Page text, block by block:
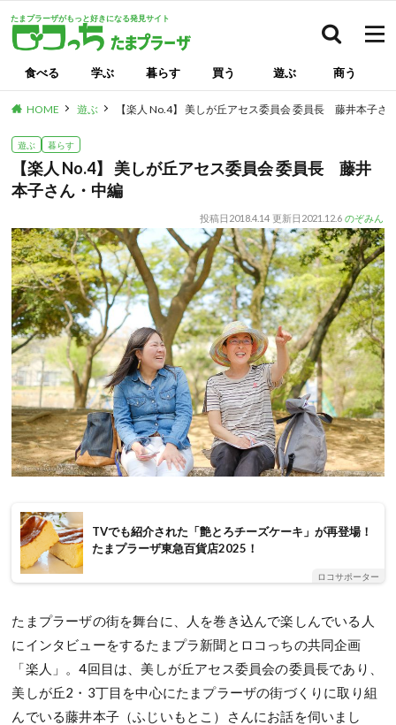
たまプラーザがもっと好きになる発見サイト
食べる 学ぶ 暮らす 買う 遊ぶ 商う
HOME 遊ぶ 【楽人 No.4】 美しが丘アセス委員会 委員長 藤井本子さ
遊ぶ 暮らす
【楽人 No.4】 美しが丘アセス委員会 委員長 藤井
本子さん・中編
投稿日 2018.4.14 更新日 2021.12.6 のぞみん
TVでも紹介された「艶とろチーズケーキ」が再登場！
たまプラーザ東急百貨店2025！
ロコサポーター
たまプラーザの街を舞台に、人を巻き込んで楽しんでいる人
にインタビューをするたまプラ新聞とロコっちの共同企画
「楽人」。4回目は、美しが丘アセス委員会の委員長であり、
美しが丘2・3丁目を中心にたまプラーザの街づくりに取り組
んでいる藤井本子（ふじいもとこ）さんにお話を伺いまし